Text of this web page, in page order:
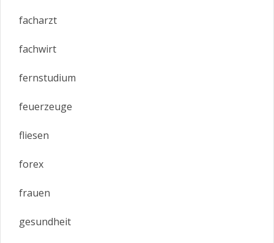
facharzt
fachwirt
fernstudium
feuerzeuge
fliesen
forex
frauen
gesundheit